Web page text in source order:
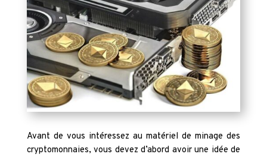
Avant de vous intéressez au matériel de minage des
cryptomonnaies, vous devez d’abord avoir une idée de